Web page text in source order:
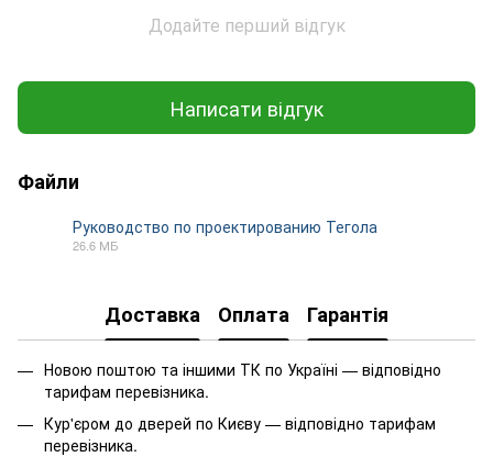
Додайте перший відгук
Написати відгук
Файли
Руководство по проектированию Тегола
26.6 МБ
Доставка Оплата Гарантія
Новою поштою та іншими ТК по Україні — відповідно
тарифам перевізника.
Кур'єром до дверей по Києву — відповідно тарифам
перевізника.